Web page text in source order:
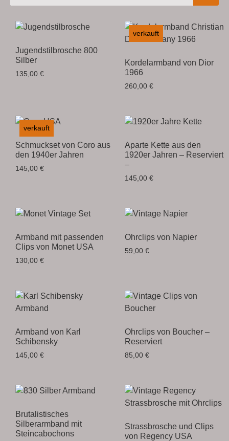
Jugendstilbrosche 800
Silber
135,00 €
verkauft
Kordelarmband von Dior
1966
260,00 €
verkauft
Schmuckset von Coro aus
den 1940er Jahren
145,00 €
Aparte Kette aus den
1920er Jahren – Reserviert
–
145,00 €
Armband mit passenden
Clips von Monet USA
130,00 €
Ohrclips von Napier
59,00 €
Armband von Karl
Schibensky
145,00 €
Ohrclips von Boucher –
Reserviert
85,00 €
Brutalistisches
Silberarmband mit
Steincabochons
Strassbrosche und Clips
von Regency USA